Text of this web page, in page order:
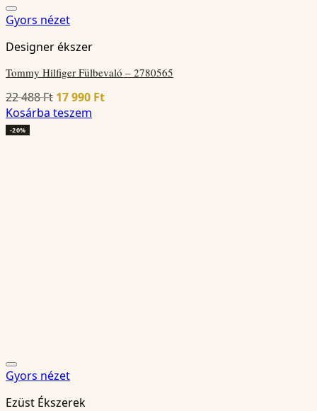
Gyors nézet
Designer ékszer
Tommy Hilfiger Fülbevaló – 2780565
22 488Ft Original
price
17 990 FtCurrent
Kosárba teszem
-20%
Gyors nézet
Ezüst Ékszerek